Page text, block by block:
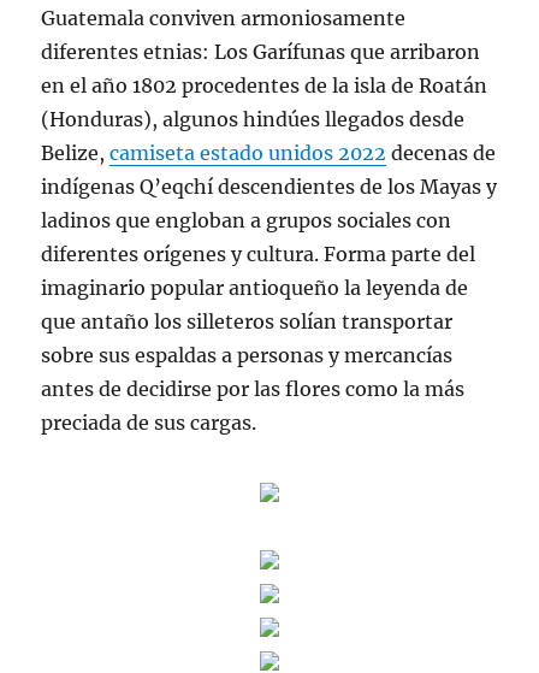
Guatemala conviven armoniosamente
diferentes etnias: Los Garífunas que arribaron
en el año 1802 procedentes de la isla de Roatán
(Honduras), algunos hindúes llegados desde
Belize,camiseta estado unidos 2022 decenas de
indígenas Q’eqchí descendientes de los Mayas y
ladinos que engloban a grupos sociales con
diferentes orígenes y cultura. Forma parte del
imaginario popular antioqueño la leyenda de
que antaño los silleteros solían transportar
sobre sus espaldas a personas y mercancías
antes de decidirse por las flores como la más
preciada de sus cargas.